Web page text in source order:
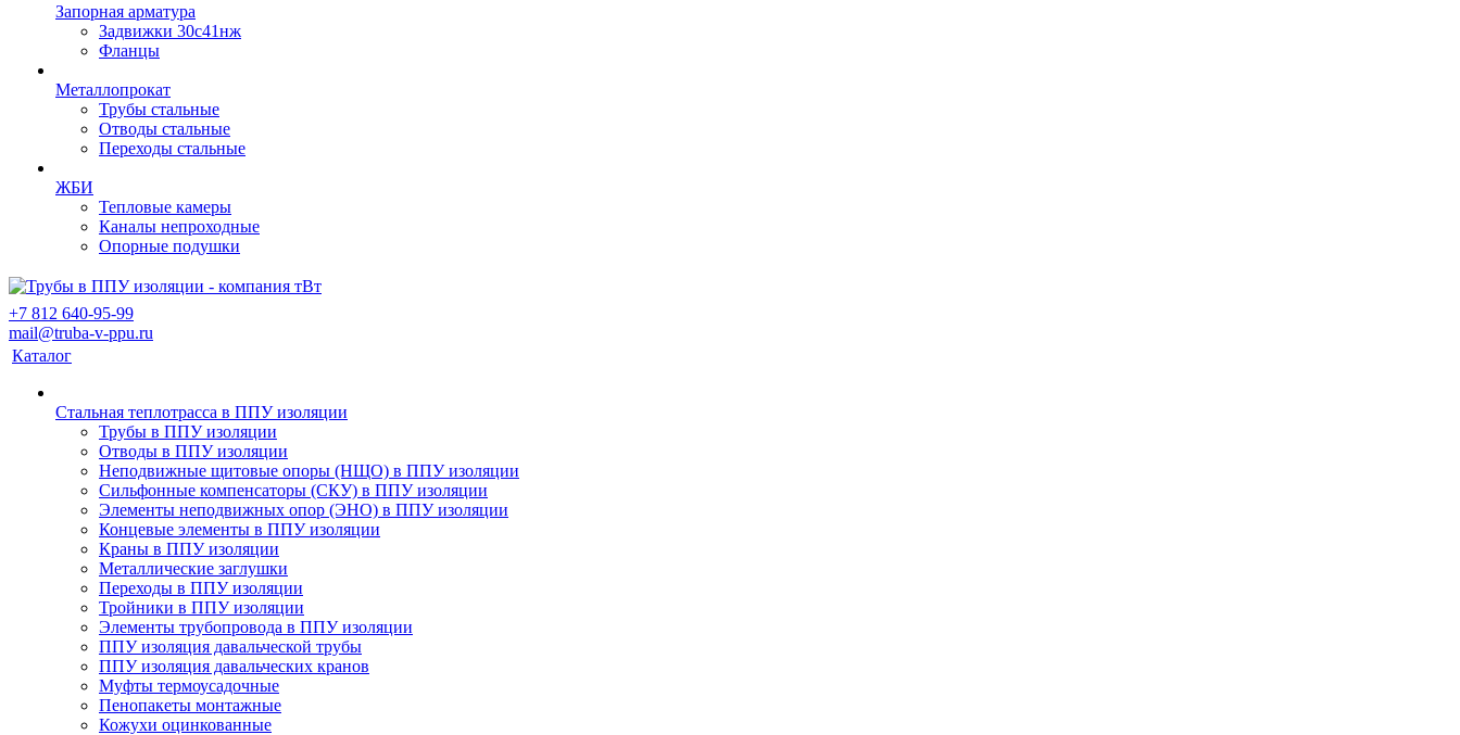
Запорная арматура
Задвижки 30с41нж
Фланцы
Металлопрокат
Трубы стальные
Отводы стальные
Переходы стальные
ЖБИ
Тепловые камеры
Каналы непроходные
Опорные подушки
+7 812 640-95-99
mail@truba-v-ppu.ru
Каталог
Стальная теплотрасса в ППУ изоляции
Трубы в ППУ изоляции
Отводы в ППУ изоляции
Неподвижные щитовые опоры (НЩО) в ППУ изоляции
Cильфонные компенсаторы (СКУ) в ППУ изоляции
Элементы неподвижных опор (ЭНО) в ППУ изоляции
Концевые элементы в ППУ изоляции
Краны в ППУ изоляции
Металлические заглушки
Переходы в ППУ изоляции
Тройники в ППУ изоляции
Элементы трубопровода в ППУ изоляции
ППУ изоляция давальческой трубы
ППУ изоляция давальческих кранов
Муфты термоусадочные
Пенопакеты монтажные
Кожухи оцинкованные